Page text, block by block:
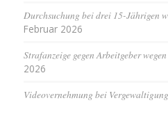
Durchsuchung bei drei 15-Jährigen
Februar 2026
Strafanzeige gegen Arbeitgeber
2026
Videovernehmung bei Vergewaltigung